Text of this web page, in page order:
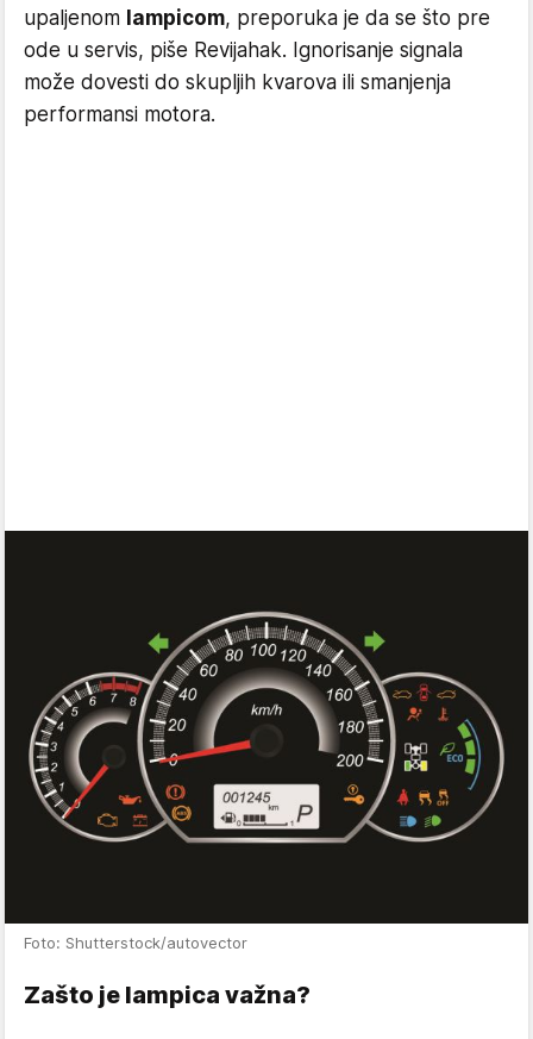
upaljenom lampicom, preporuka je da se što pre
ode u servis, piše Revijahak. Ignorisanje signala
može dovesti do skupljih kvarova ili smanjenja
performansi motora.
Foto: Shutterstock/autovector
Zašto je lampica važna?